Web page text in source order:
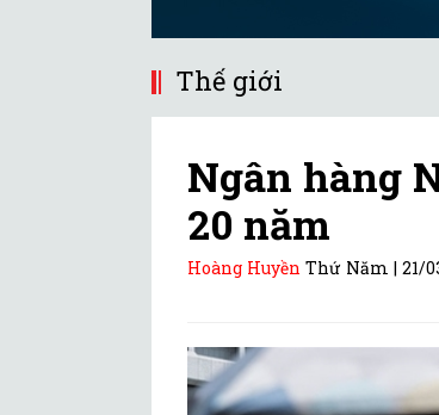
Thế giới
Ngân hàng
20 năm
Hoàng Huyền Thứ Năm |21/